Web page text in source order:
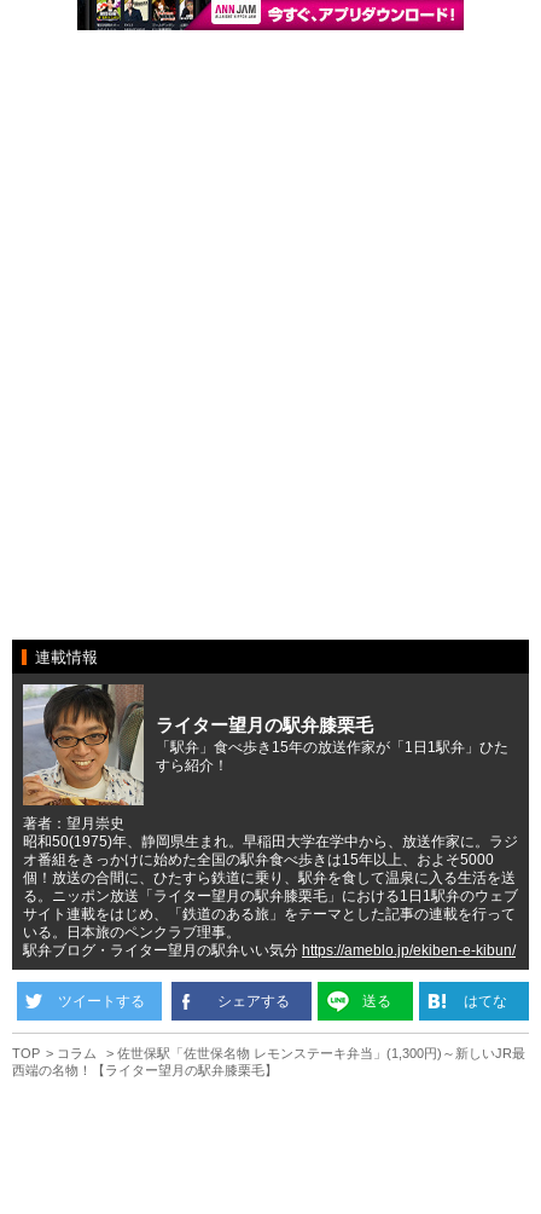
連載情報
ライター望月の駅弁膝栗毛
「駅弁」食べ歩き15年の放送作家が「1日1駅弁」ひた
すら紹介！
著者：望月崇史
昭和50(1975)年、静岡県生まれ。早稲田大学在学中から、放送作家に。ラジ
オ番組をきっかけに始めた全国の駅弁食べ歩きは15年以上、およそ5000
個！放送の合間に、ひたすら鉄道に乗り、駅弁を食して温泉に入る生活を送
る。ニッポン放送「ライター望月の駅弁膝栗毛」における1日1駅弁のウェブ
サイト連載をはじめ、「鉄道のある旅」をテーマとした記事の連載を行って
いる。日本旅のペンクラブ理事。
駅弁ブログ・ライター望月の駅弁いい気分 https://ameblo.jp/ekiben-e-kibun/
ツイートする シェアする 送る はてな
TOP コラム
佐世保駅「佐世保名物 レモンステーキ弁当」(1,300円)～新しいJR最
西端の名物！【ライター望月の駅弁膝栗毛】